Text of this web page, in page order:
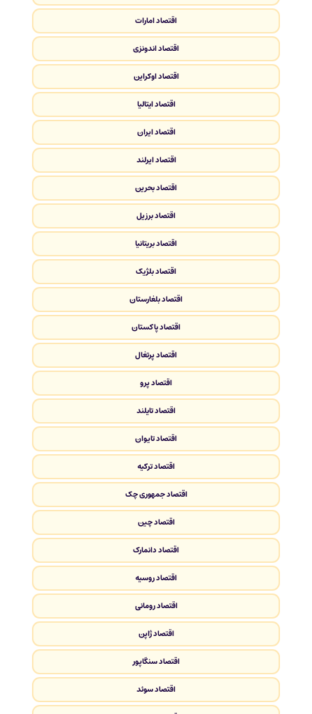
اقتصاد امارات
اقتصاد اندونزی
اقتصاد اوکراین
اقتصاد ایتالیا
اقتصاد ایران
اقتصاد ایرلند
اقتصاد بحرین
اقتصاد برزیل
اقتصاد بریتانیا
اقتصاد بلژیک
اقتصاد بلغارستان
اقتصاد پاکستان
اقتصاد پرتغال
اقتصاد پرو
اقتصاد تایلند
اقتصاد تایوان
اقتصاد ترکیه
اقتصاد جمهوری چک
اقتصاد چین
اقتصاد دانمارک
اقتصاد روسیه
اقتصاد رومانی
اقتصاد ژاپن
اقتصاد سنگاپور
اقتصاد سوئد